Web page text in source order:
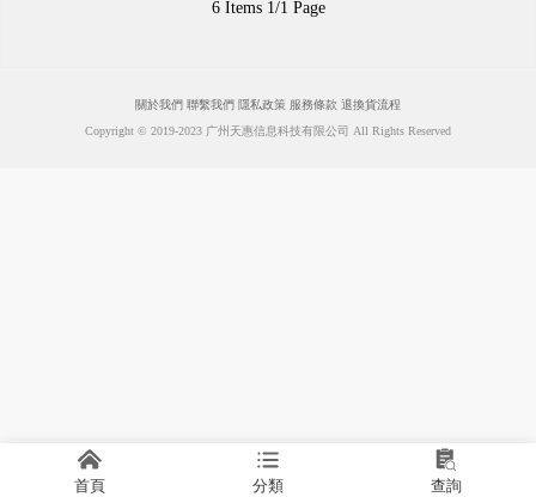
6 Items 1/1 Page
關於我們 聯繫我們 隱私政策 服務條款 退換貨流程
Copyright © 2019-2023 广州天惠信息科技有限公司 All Rights Reserved
首頁 分類 查詢